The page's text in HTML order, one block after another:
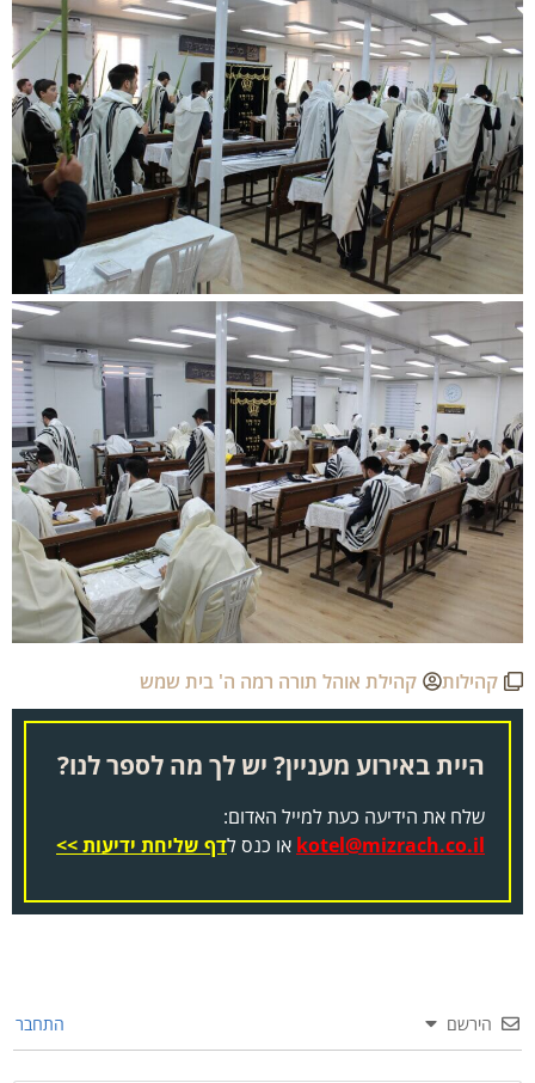
קהילות קהילת אוהל תורה רמה ה' בית שמש
היית באירוע מעניין? יש לך מה לספר לנו?
שלח את הידיעה כעת למייל האדום:
kotel@mizrach.co.ilאו כנס לדף שליחת ידיעות >>
הירשם התחבר